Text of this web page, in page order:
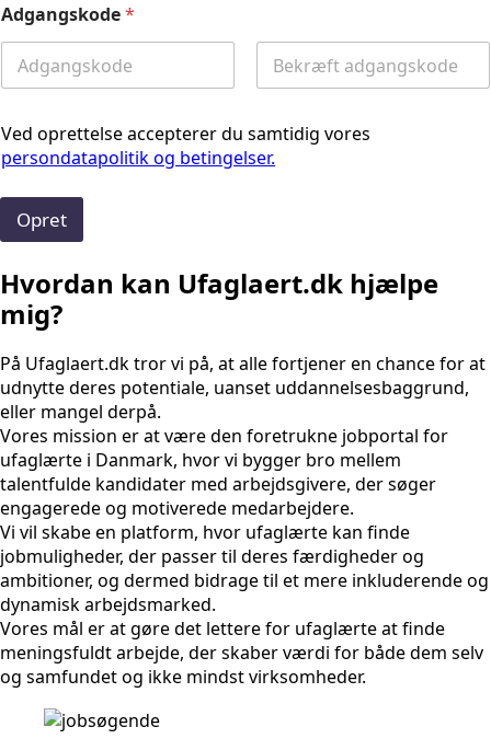
Adgangskode*
Ved oprettelse accepterer du samtidig vores
persondatapolitik og betingelser.
Opret
Hvordan kan Ufaglaert.dk hjælpe
mig?
På Ufaglaert.dk tror vi på, at alle fortjener en chance for at
udnytte deres potentiale, uanset uddannelsesbaggrund,
eller mangel derpå.
Vores mission er at være den foretrukne jobportal for
ufaglærte i Danmark, hvor vi bygger bro mellem
talentfulde kandidater med arbejdsgivere, der søger
engagerede og motiverede medarbejdere.
Vi vil skabe en platform, hvor ufaglærte kan finde
jobmuligheder, der passer til deres færdigheder og
ambitioner, og dermed bidrage til et mere inkluderende og
dynamisk arbejdsmarked.
Vores mål er at gøre det lettere for ufaglærte at finde
meningsfuldt arbejde, der skaber værdi for både dem selv
og samfundet og ikke mindst virksomheder.